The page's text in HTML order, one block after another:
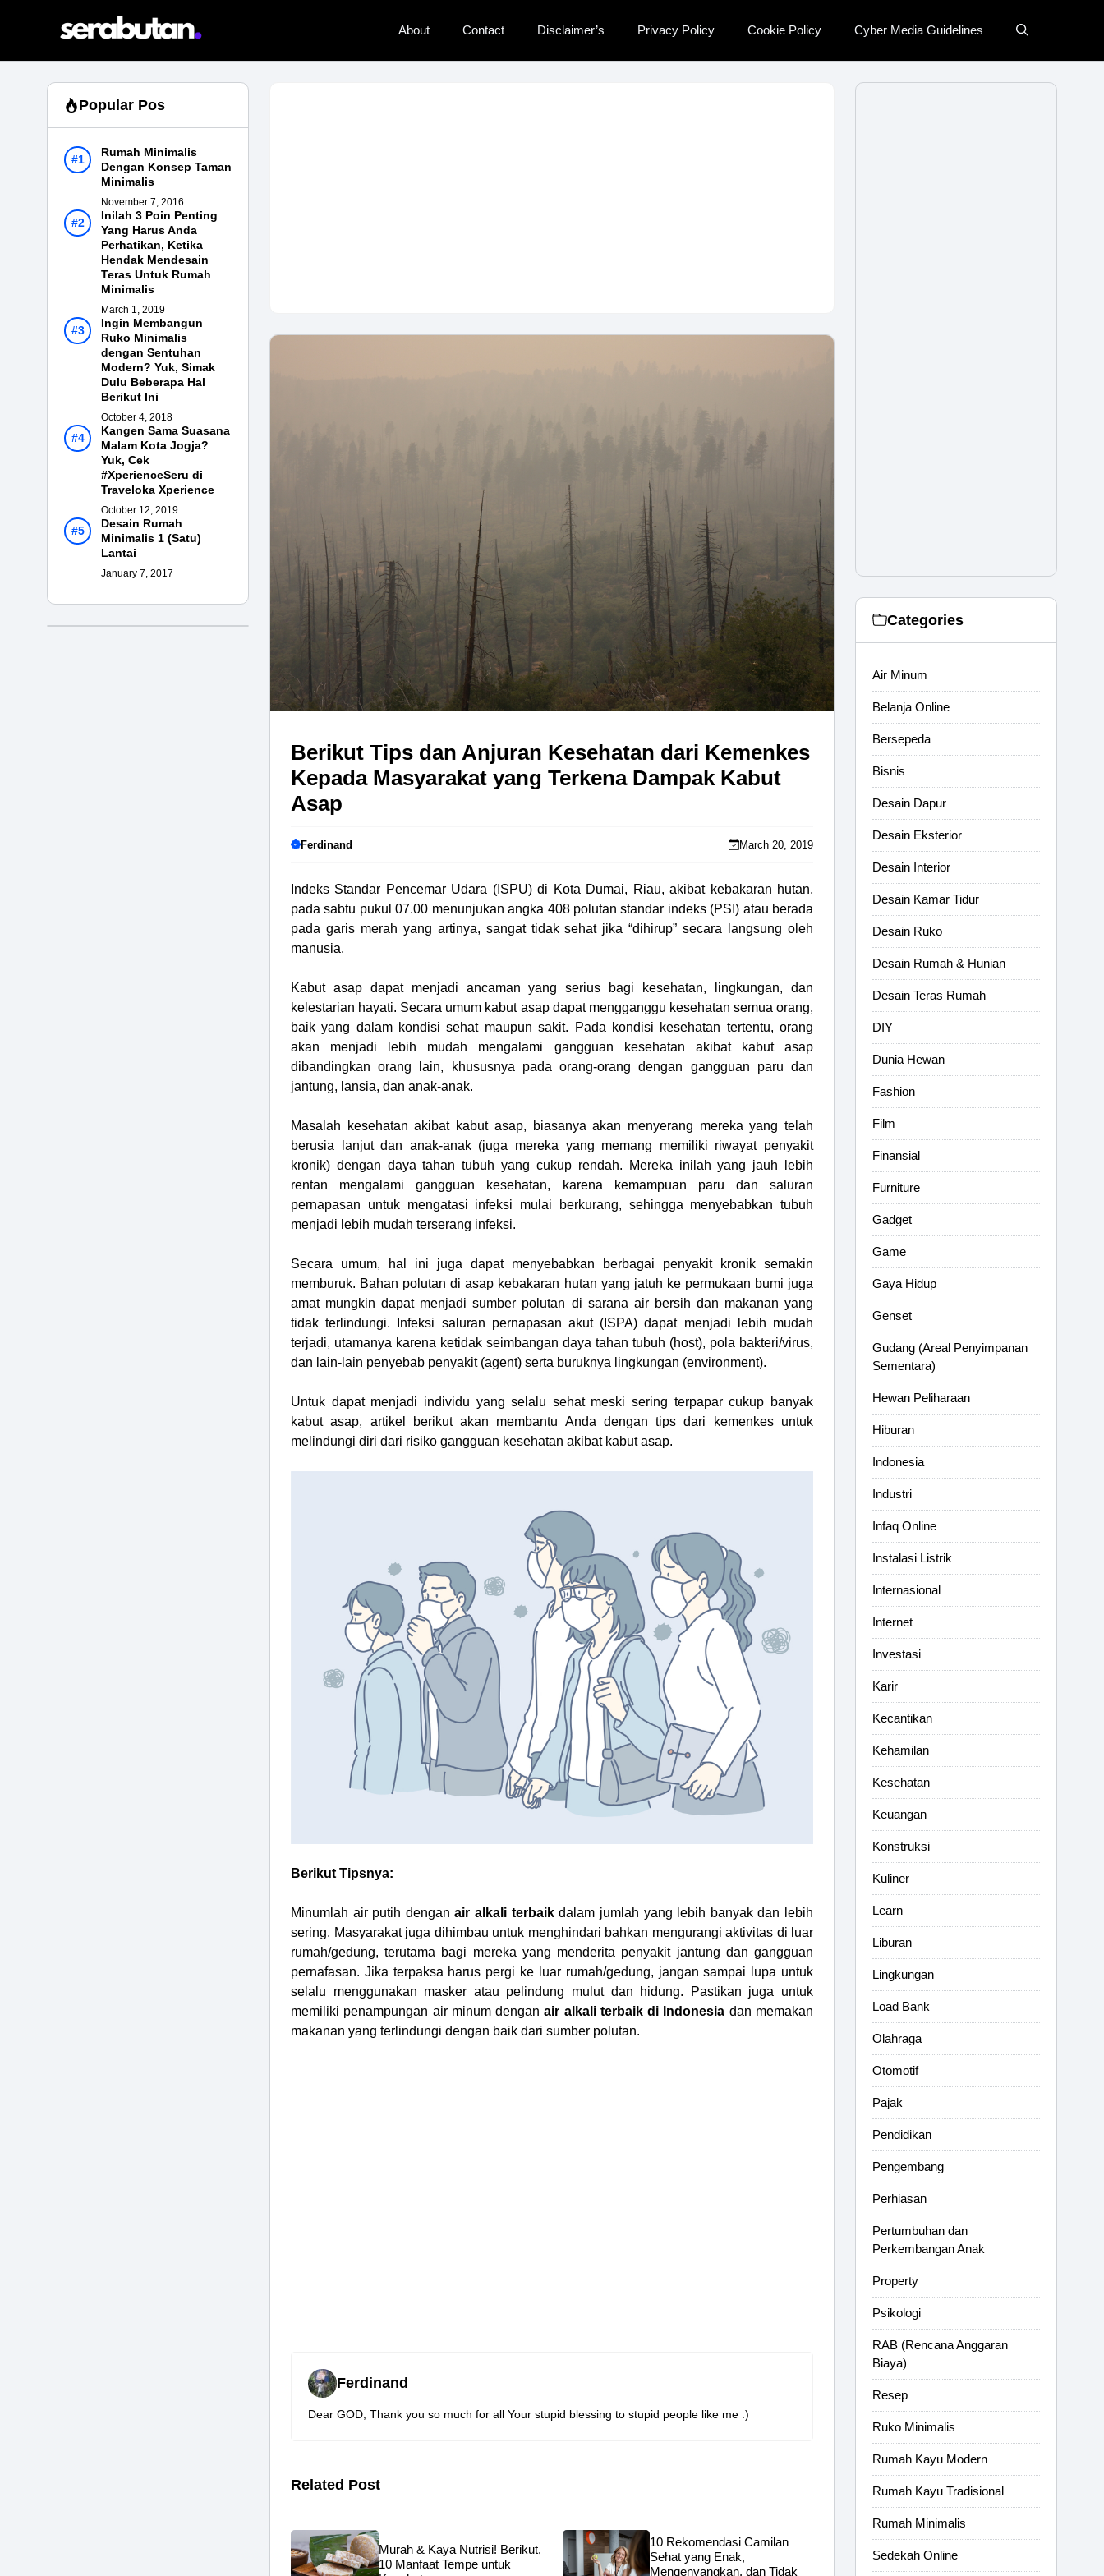
About Contact Disclaimer’s Privacy Policy Cookie Policy Cyber Media Guidelines
Berikut Tips dan Anjuran Kesehatan dari Kemenkes
Kepada Masyarakat yang Terkena Dampak Kabut
Asap
Ferdinand March 20, 2019
Indeks Standar Pencemar Udara (ISPU) di Kota Dumai, Riau, akibat kebakaran hutan,
pada sabtu pukul 07.00 menunjukan angka 408 polutan standar indeks (PSI) atau berada
pada garis merah yang artinya, sangat tidak sehat jika “dihirup” secara langsung oleh
manusia.
Kabut asap dapat menjadi ancaman yang serius bagi kesehatan, lingkungan, dan
kelestarian hayati. Secara umum kabut asap dapat mengganggu kesehatan semua orang,
baik yang dalam kondisi sehat maupun sakit. Pada kondisi kesehatan tertentu, orang
akan menjadi lebih mudah mengalami gangguan kesehatan akibat kabut asap
dibandingkan orang lain, khususnya pada orang-orang dengan gangguan paru dan
jantung, lansia, dan anak-anak.
Masalah kesehatan akibat kabut asap, biasanya akan menyerang mereka yang telah
berusia lanjut dan anak-anak (juga mereka yang memang memiliki riwayat penyakit
kronik) dengan daya tahan tubuh yang cukup rendah. Mereka inilah yang jauh lebih
rentan mengalami gangguan kesehatan, karena kemampuan paru dan saluran
pernapasan untuk mengatasi infeksi mulai berkurang, sehingga menyebabkan tubuh
menjadi lebih mudah terserang infeksi.
Secara umum, hal ini juga dapat menyebabkan berbagai penyakit kronik semakin
memburuk. Bahan polutan di asap kebakaran hutan yang jatuh ke permukaan bumi juga
amat mungkin dapat menjadi sumber polutan di sarana air bersih dan makanan yang
tidak terlindungi. Infeksi saluran pernapasan akut (ISPA) dapat menjadi lebih mudah
terjadi, utamanya karena ketidak seimbangan daya tahan tubuh (host), pola bakteri/virus,
dan lain-lain penyebab penyakit (agent) serta buruknya lingkungan (environment).
Untuk dapat menjadi individu yang selalu sehat meski sering terpapar cukup banyak
kabut asap, artikel berikut akan membantu Anda dengan tips dari kemenkes untuk
melindungi diri dari risiko gangguan kesehatan akibat kabut asap.
Berikut Tipsnya:
Minumlah air putih denganair alkali terbaikdalam jumlah yang lebih banyak dan lebih
sering. Masyarakat juga dihimbau untuk menghindari bahkan mengurangi aktivitas di luar
rumah/gedung, terutama bagi mereka yang menderita penyakit jantung dan gangguan
pernafasan. Jika terpaksa harus pergi ke luar rumah/gedung, jangan sampai lupa untuk
selalu menggunakan masker atau pelindung mulut dan hidung. Pastikan juga untuk
memiliki penampungan air minum denganair alkali terbaik di Indonesia dan memakan
makanan yang terlindungi dengan baik dari sumber polutan.
Ferdinand
Dear GOD, Thank you so much for all Your stupid blessing to stupid people like me :)
Related Post
Murah & Kaya Nutrisi! Berikut,
10 Manfaat Tempe untuk
10 Rekomendasi Camilan
Sehat yang Enak,
Mengenyangkan, dan Tidak
Popular Pos
Rumah Minimalis
Dengan Konsep Taman
Minimalis
November 7, 2016
Inilah 3 Poin Penting
Yang Harus Anda
Perhatikan, Ketika
Hendak Mendesain
Teras Untuk Rumah
Minimalis
March 1, 2019
Ingin Membangun
Ruko Minimalis
dengan Sentuhan
Modern? Yuk, Simak
Dulu Beberapa Hal
Berikut Ini
October 4, 2018
Kangen Sama Suasana
Malam Kota Jogja?
Yuk, Cek
#XperienceSeru di
Traveloka Xperience
October 12, 2019
Desain Rumah
Minimalis 1 (Satu)
Lantai
January 7, 2017
Categories
Air Minum
Belanja Online
Bersepeda
Bisnis
Desain Dapur
Desain Eksterior
Desain Interior
Desain Kamar Tidur
Desain Ruko
Desain Rumah & Hunian
Desain Teras Rumah
DIY
Dunia Hewan
Fashion
Film
Finansial
Furniture
Gadget
Game
Gaya Hidup
Genset
Gudang (Areal Penyimpanan
Sementara)
Hewan Peliharaan
Hiburan
Indonesia
Industri
Infaq Online
Instalasi Listrik
Internasional
Internet
Investasi
Karir
Kecantikan
Kehamilan
Kesehatan
Keuangan
Konstruksi
Kuliner
Learn
Liburan
Lingkungan
Load Bank
Olahraga
Otomotif
Pajak
Pendidikan
Pengembang
Perhiasan
Pertumbuhan dan
Perkembangan Anak
Property
Psikologi
RAB (Rencana Anggaran
Biaya)
Resep
Ruko Minimalis
Rumah Kayu Modern
Rumah Kayu Tradisional
Rumah Minimalis
Sedekah Online